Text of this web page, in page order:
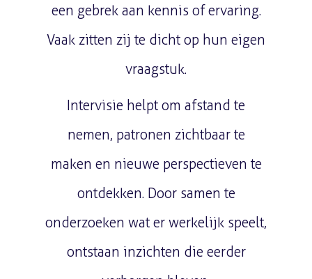
een gebrek aan kennis of ervaring.
Vaak zitten zij te dicht op hun eigen
vraagstuk.
Intervisie helpt om afstand te
nemen, patronen zichtbaar te
maken en nieuwe perspectieven te
ontdekken. Door samen te
onderzoeken wat er werkelijk speelt,
ontstaan inzichten die eerder